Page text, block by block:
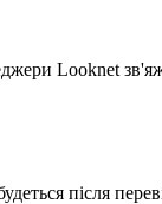
Looknet
після